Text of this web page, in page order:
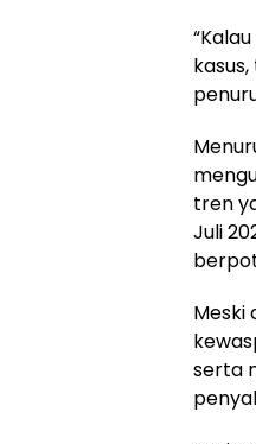
tren
Juli
Meski
serta